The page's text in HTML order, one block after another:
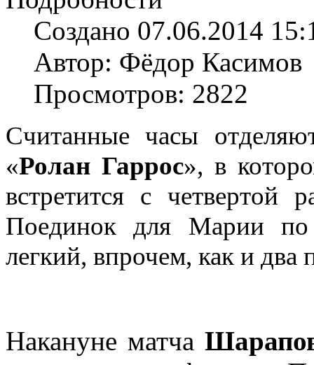
Создано 07.06.2014
Автор: Фёдор Касимов
Просмотров: 2822
Считанные часы
«Ролан Гаррос», в
встретится с четвертой
Поединок для Марии по
легкий, впрочем, как и
Накануне матча